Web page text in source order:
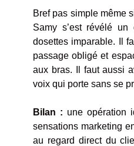
Bref pas simple même
Samy s’est révélé
dosettes imparable. Il
passage obligé et
aux bras. Il faut aussi
voix qui porte sans se
Bilan : une opération
sensations marketing
au regard direct du